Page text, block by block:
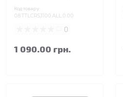
Код товару:
08.TTLCRSJ100.ALL.0.00
0
1 090.00 грн.